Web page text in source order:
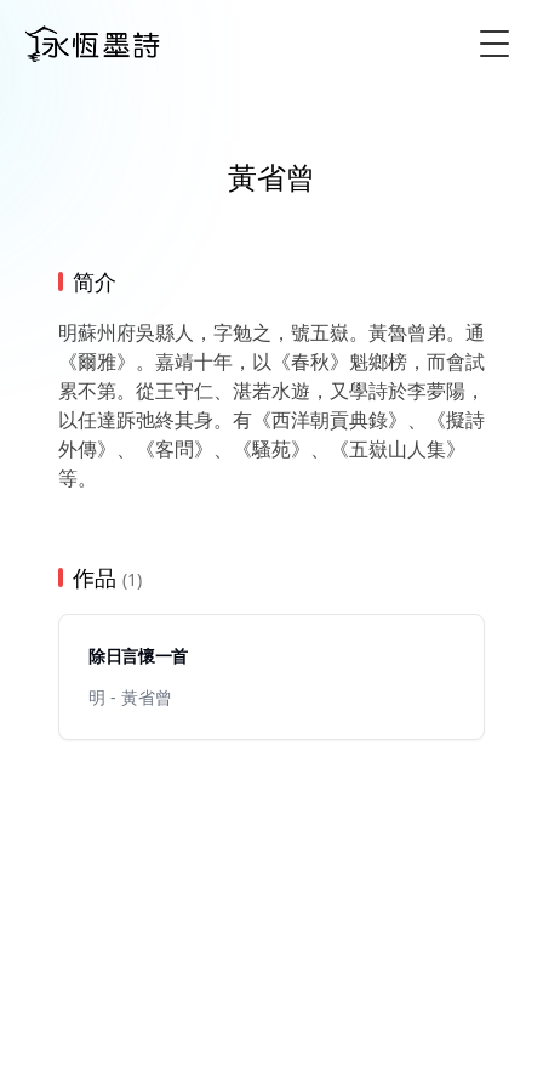
黃省曾
简介
明蘇州府吳縣人，字勉之，號五嶽。黃魯曾弟。通
《爾雅》。嘉靖十年，以《春秋》魁鄉榜，而會試
累不第。從王守仁、湛若水遊，又學詩於李夢陽，
以任達跅弛終其身。有《西洋朝貢典錄》、《擬詩
外傳》、《客問》、《騷苑》、《五嶽山人集》
等。
作品 (1)
除日言懷一首
明 - 黃省曾